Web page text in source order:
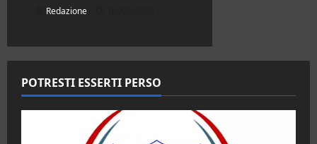
Redazione
POTRESTI ESSERTI PERSO